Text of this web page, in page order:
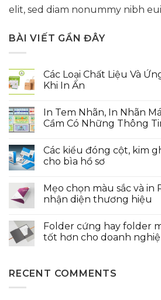
elit, sed diam nonummy nibh
BÀI VIẾT GẦN ĐÂY
Các Loại Chất Liệu Và
Khi In Ấn
In Tem Nhãn, In Nhãn
Cầm Có Những Thông
Các kiểu đóng cột, kim
cho bìa hồ sơ
Mẹo chọn màu sắc và
nhận diện thương hiệu
Folder cứng hay folder
tốt hơn cho doanh
RECENT COMMENTS